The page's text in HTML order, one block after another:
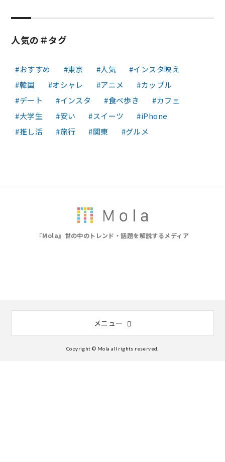
人気の＃タグ
おすすめ 東京 人気
インスタ映え
韓国
オシャレ アニメ
カップル
デート
インスタ 食べ歩き
カフェ
大学生
安い スイーツ
iPhone
推し活
旅行 関東 グルメ
『Mola』世の中のトレンド・話題を解説するメディア
メニュー
Copyright © Mola all rights reserved.